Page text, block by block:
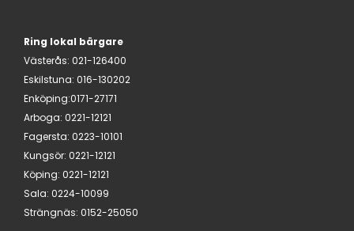
Ring lokal bärgare
Västerås: 021-126400
Eskilstuna: 016-130202
Enköping:0171-27171
Arboga: 0221-12121
Fagersta: 0223-10101
Kungsör: 0221-12121
Köping: 0221-12121
Sala: 0224-10099
Strängnäs: 0152-25050